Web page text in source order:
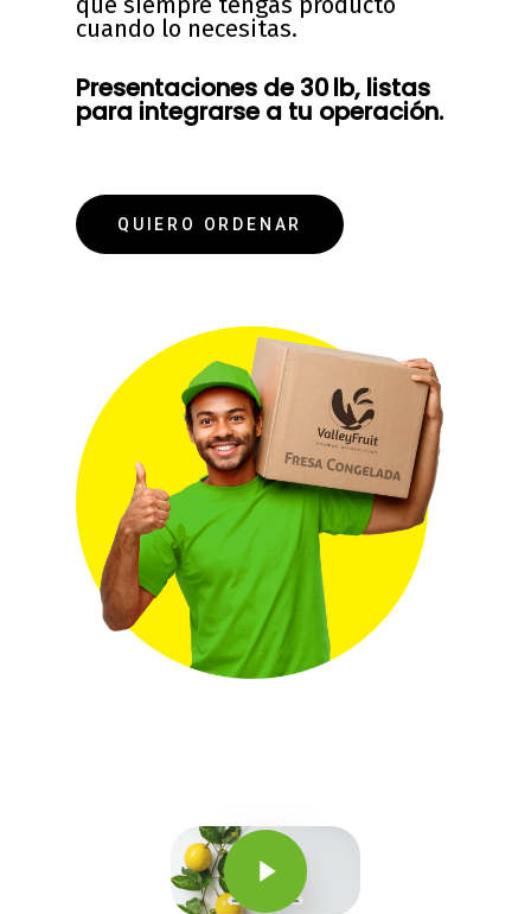
cuando lo necesitas.
Presentaciones de 30 lb, listas
para integrarse a tu operación.
QUIERO ORDENAR